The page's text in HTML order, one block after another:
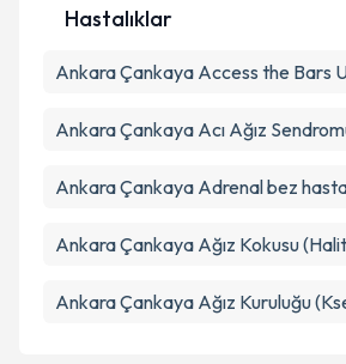
Hastalıklar
Ankara Çankaya Access the Bars
Ankara Çankaya Acı Ağız
Ankara Çankaya Adrenal bez
Ankara Çankaya Ağız Kokusu
Ankara Çankaya Ağız Kuruluğu